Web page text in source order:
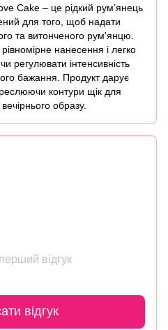
Cake – це рідкий рум’янець
для того, щоб надати
та витонченого рум'янцю.
нанесення і легко
регулювати інтенсивність
бажання. Продукт дарує
контури щік для
образу.
відгук
відгук